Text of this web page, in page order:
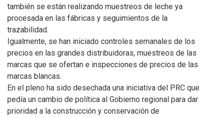
también se están realizando muestreos de leche ya
procesada en las fábricas y seguimientos de la
trazabilidad.
Igualmente, se han iniciado controles semanales de los
precios en las grandes distribuidoras, muestreos de las
marcas que se ofertan e inspecciones de precios de las
marcas blancas.
En el pleno ha sido desechada una iniciativa del PRC que
pedía un cambio de política al Gobierno regional para dar
prioridad a la construcción y conservación de